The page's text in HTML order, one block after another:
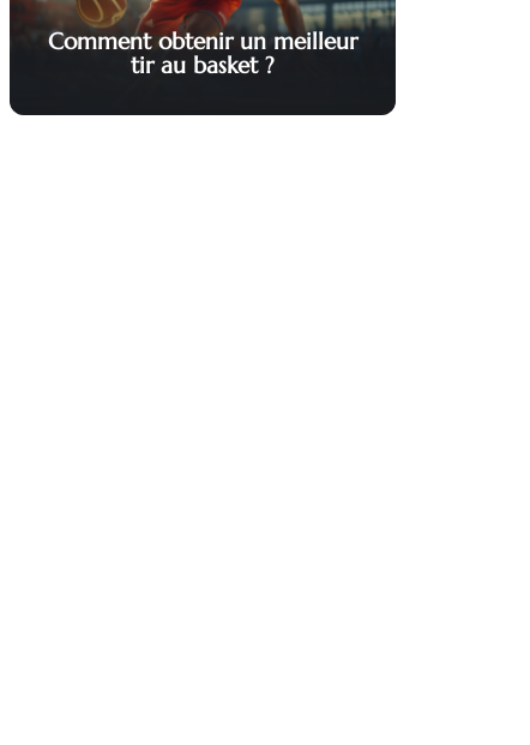
Comment obtenir un meilleur
tir au basket ?